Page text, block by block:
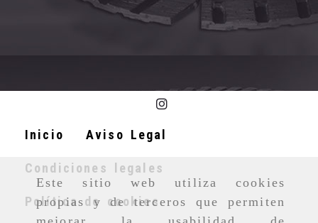
Este sitio web utiliza cookies
propias y de terceros que permiten
Inicio Aviso Legal
Condiciones legales
Política de cookies